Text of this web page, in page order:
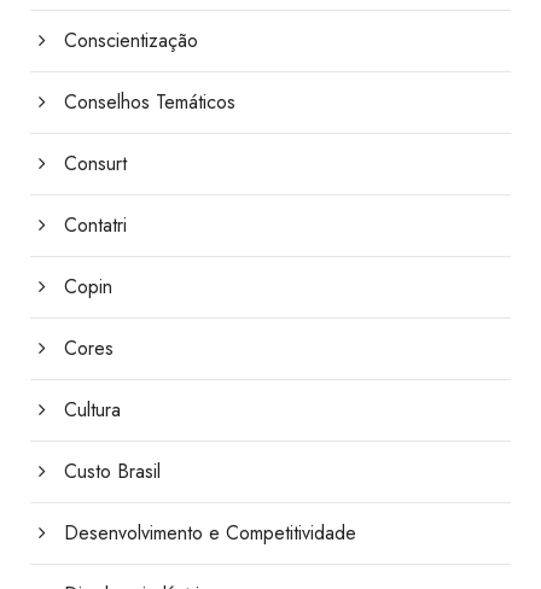
Conscientização
Conselhos Temáticos
Consurt
Contatri
Copin
Cores
Cultura
Custo Brasil
Desenvolvimento e Competitividade